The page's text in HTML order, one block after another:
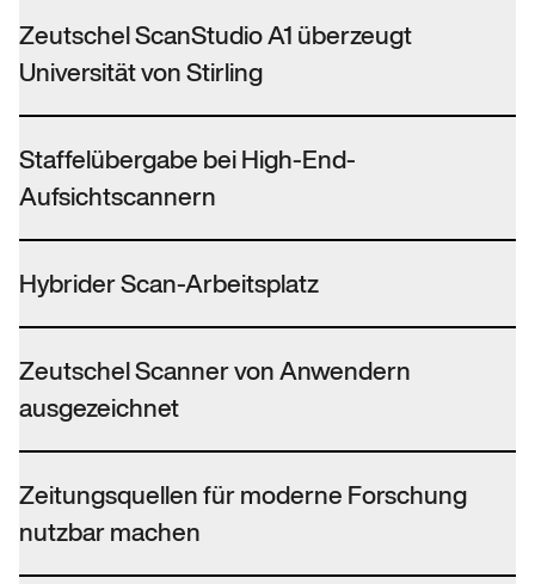
Zeutschel ScanStudio A1 überzeugt
Universität von Stirling
Staffelübergabe bei High-End-
Aufsichtscannern
Hybrider Scan-Arbeitsplatz
Zeutschel Scanner von Anwendern
ausgezeichnet
Zeitungsquellen für moderne Forschung
nutzbar machen